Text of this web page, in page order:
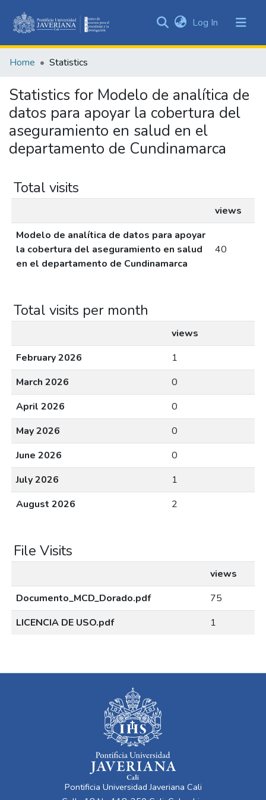
&
All of DSpace
Log In (current)
Home Statistics
Statistics for Modelo de analítica de
datos para apoyar la cobertura del
aseguramiento en salud en el
departamento de Cundinamarca
Total visits
views
Modelo de analítica de datos para apoyar
la cobertura del aseguramiento en salud
en el departamento de Cundinamarca
40
Total visits per month
views
February 2026
1
March 2026
0
April 2026
0
May 2026
0
June 2026
0
July 2026
1
August 2026
2
File Visits
views
Documento_MCD_Dorado.pdf
75
LICENCIA DE USO.pdf
1
Pontificia Universidad Javeriana Cali